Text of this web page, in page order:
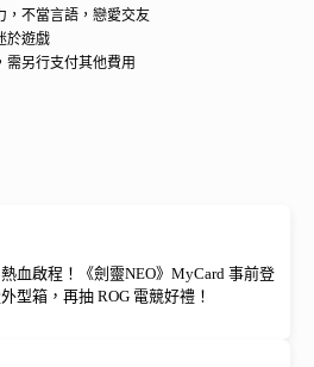
不當言語，戀愛交友
於遊戲
另行支付其他費用
血啟程！《劍靈NEO》MyCard 事前登
型箱，再抽 ROG 電競好禮！